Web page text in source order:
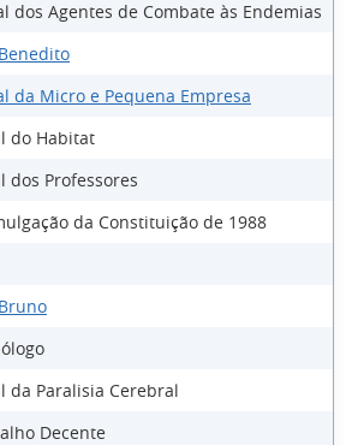
dos Agentes de Combate às Endemias
da Micro e Pequena Empresa
do Habitat
dos Professores
da Constituição de 1988
da Paralisia Cerebral
Decente